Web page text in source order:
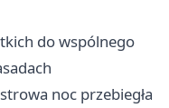
do wspólnego
noc przebiegła